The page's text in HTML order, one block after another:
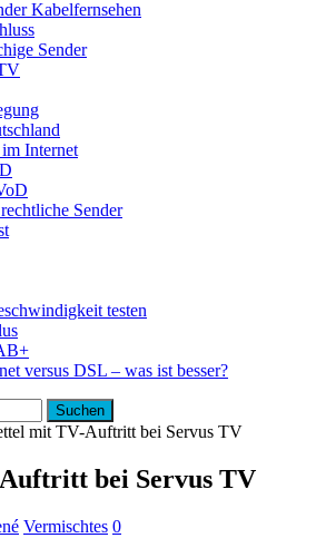
Kabelfernsehen
Sender
Internet
Sender
testen
versus DSL – was ist besser?
mit TV-Auftritt bei Servus TV
bei Servus TV
Vermischtes 0